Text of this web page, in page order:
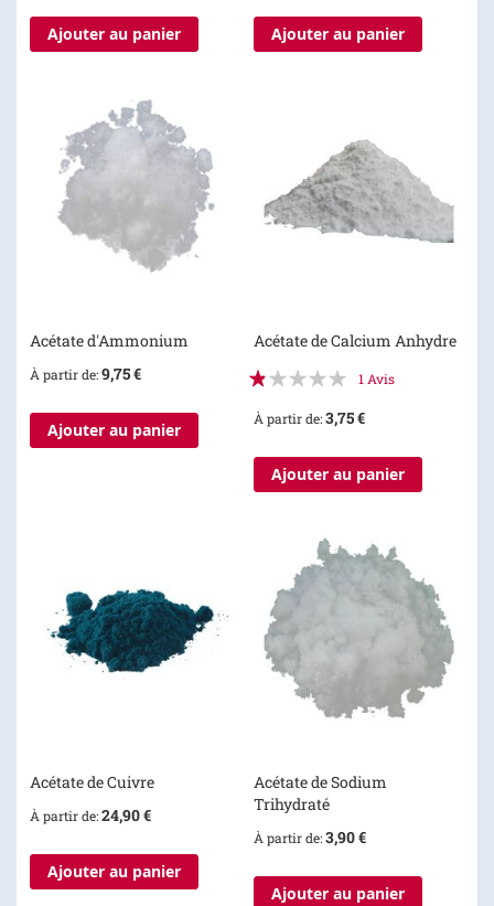
Ajouter au panier Ajouter au panier
Acétate d'Ammonium
À partir de 9,75 €
Ajouter au panier
Acétate de Calcium Anhydre
Évaluation:
1Avis
À partir de 3,75 €
Ajouter au panier
Acétate de Cuivre
À partir de 24,90 €
Ajouter au panier
Acétate de Sodium
Trihydraté
À partir de 3,90 €
Ajouter au panier